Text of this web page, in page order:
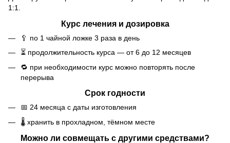
1:1.
Курс лечения и дозировка
🥄 по 1 чайной ложке 3 раза в день
⏳ продолжительность курса — от 6 до 12 месяцев
🔁 при необходимости курс можно повторять после
перерыва
Срок годности
📅 24 месяца с даты изготовления
🌡 хранить в прохладном, тёмном месте
Можно ли совмещать с другими средствами?